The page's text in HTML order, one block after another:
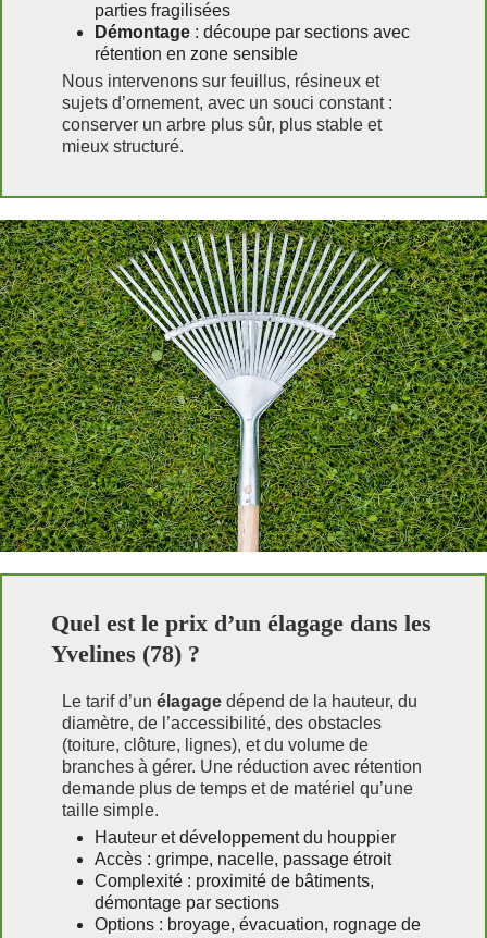
parties fragilisées
Démontage : découpe par sections avec
rétention en zone sensible
Nous intervenons sur feuillus, résineux et
sujets d’ornement, avec un souci constant :
conserver un arbre plus sûr, plus stable et
mieux structuré.
Quel est le prix d’un élagage dans les
Yvelines (78) ?
Le tarif d’un élagage dépend de la hauteur, du
diamètre, de l’accessibilité, des obstacles
(toiture, clôture, lignes), et du volume de
branches à gérer. Une réduction avec rétention
demande plus de temps et de matériel qu’une
taille simple.
Hauteur et développement du houppier
Accès : grimpe, nacelle, passage étroit
Complexité : proximité de bâtiments,
démontage par sections
Options : broyage, évacuation, rognage de